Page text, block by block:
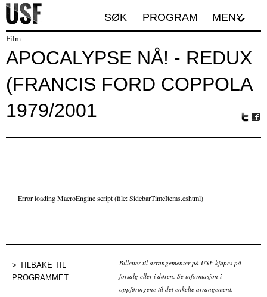
SØK PROGRAM MENY
Film
APOCALYPSE NÅ! - REDUX
(FRANCIS FORD COPPOLA
1979/2001
Error loading MacroEngine script (file: SidebarTimeItems.cshtml)
TILBAKE TIL
PROGRAMMET
Billetter til arrangementer på USF kjøpes på
forsalg eller i døren. Se informasjon i
oppføringene til det enkelte arrangement.